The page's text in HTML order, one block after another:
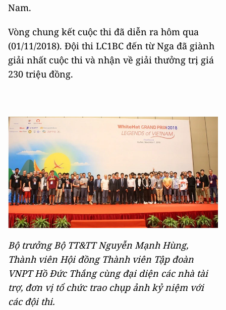
Nam.
Vòng chung kết cuộc thi đã diễn ra hôm qua
(01/11/2018). Đội thi LC1BC đến từ Nga đã giành
giải nhất cuộc thi và nhận về giải thưởng trị giá
230 triệu đồng.
Bộ trưởng Bộ TT&TT Nguyễn Mạnh Hùng,
Thành viên Hội đồng Thành viên Tập đoàn
VNPT Hồ Đức Thắng cùng đại diện các nhà tài
trợ, đơn vị tổ chức trao chụp ảnh kỷ niệm với
các đội thi.